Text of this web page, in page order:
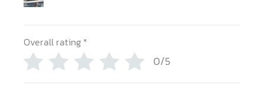
Overall rating *
0/5